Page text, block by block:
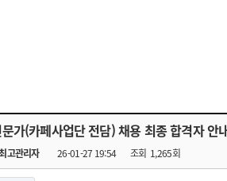
가(카페사업단 전담) 채용 최종 합격자 안
고관리자 26-01-27 19:54 조회 1,265회